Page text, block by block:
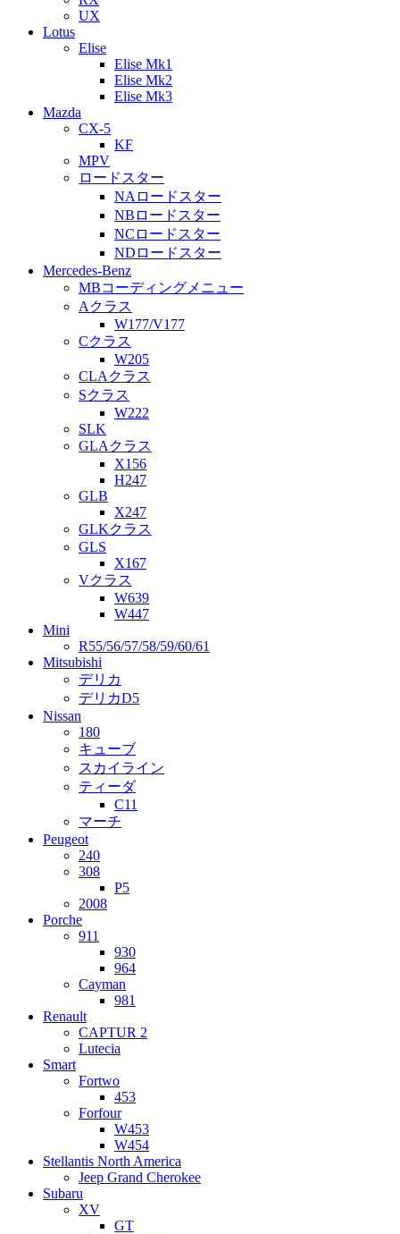
UX
Lotus
Elise
Elise Mk1
Elise Mk2
Elise Mk3
Mazda
CX-5
KF
MPV
ロードスター
NAロードスター
NBロードスター
NCロードスター
NDロードスター
Mercedes-Benz
MBコーディングメニュー
Aクラス
W177/V177
Cクラス
W205
CLAクラス
Sクラス
W222
SLK
GLAクラス
X156
H247
GLB
X247
GLKクラス
GLS
X167
Vクラス
W639
W447
Mini
R55/56/57/58/59/60/61
Mitsubishi
デリカ
デリカD5
Nissan
180
キューブ
スカイライン
ティーダ
C11
マーチ
Peugeot
240
308
P5
2008
Porche
911
930
964
Cayman
981
Renault
CAPTUR 2
Lutecia
Smart
Fortwo
453
Forfour
W453
W454
Stellantis North America
Jeep Grand Cherokee
Subaru
XV
GT